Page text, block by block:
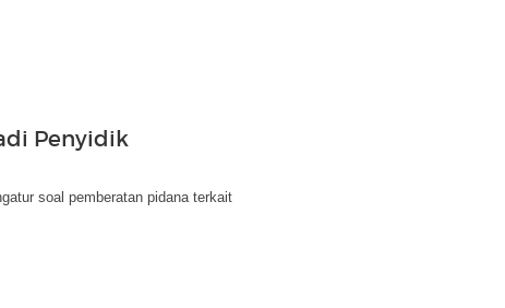
Penyidik
soal pemberatan pidana terkait